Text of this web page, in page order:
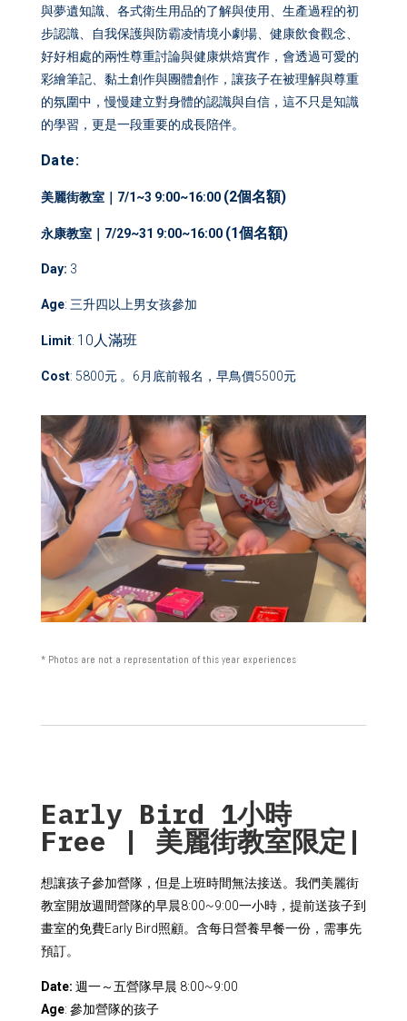
與夢遺知識、各式衛生用品的了解與使用、生產過程的初
步認識、自我保護與防霸凌情境小劇場、健康飲食觀念、
好好相處的兩性尊重討論與健康烘焙實作，會透過可愛的
彩繪筆記、黏土創作與團體創作，讓孩子在被理解與尊重
的氛圍中，慢慢建立對身體的認識與自信，這不只是知識
的學習，更是一段重要的成長陪伴。
Date:
美麗街教室｜7/1~3 9:00~16:00 (2個名額)
永康教室｜7/29~31 9:00~16:00 (1個名額)
Day: 3
Age: 三升四以上男女孩參加
Limit: 10人滿班
Cost: 5800元 。6月底前報名，早鳥價5500元
* Photos are not a representation of this year experiences
Early Bird 1小時
Free | 美麗街教室限定|
想讓孩子參加營隊，但是上班時間無法接送。我們美麗街
教室開放週間營隊的早晨8:00~9:00一小時，提前送孩子到
畫室的免費Early Bird照顧。含每日營養早餐一份，需事先
預訂。
Date: 週一～五營隊早晨 8:00~9:00
Age: 參加營隊的孩子